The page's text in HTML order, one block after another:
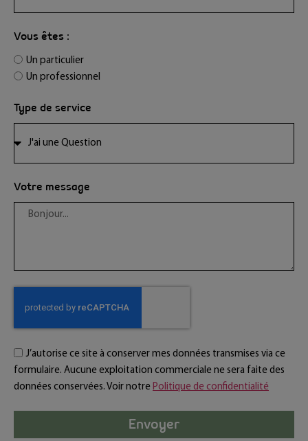
Vous êtes :
Un particulier
Un professionnel
Type de service
Votre message
J’autorise ce site à conserver mes données transmises via ce
formulaire. Aucune exploitation commerciale ne sera faite des
données conservées. Voir notre Politique de confidentialité
Envoyer